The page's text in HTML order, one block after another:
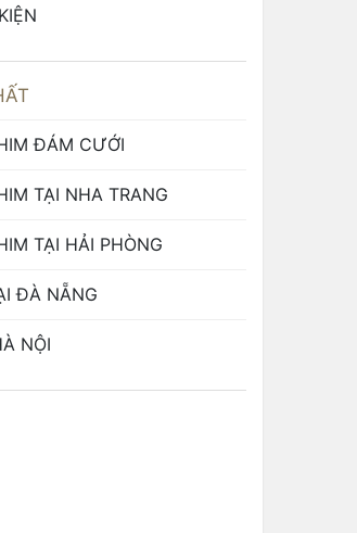
ĐÁM CƯỚI
TẠI NHA TRANG
TẠI HẢI PHÒNG
ĐÀ NẴNG
NỘI